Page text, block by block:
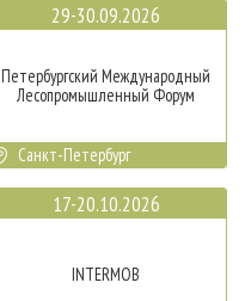
29-30.09.2026
Петербургский Международный
Лесопромышленный Форум
Санкт-Петербург
17-20.10.2026
INTERMOB